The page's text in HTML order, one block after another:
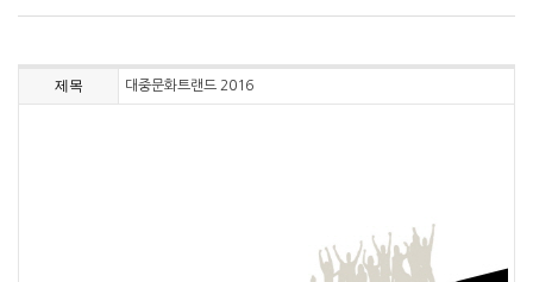
제목 대중문화트랜드 2016